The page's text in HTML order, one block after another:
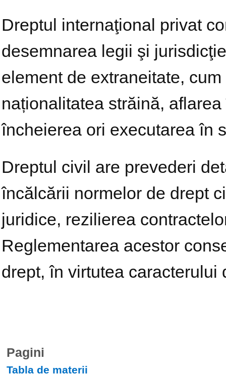
Dreptul internaţional privat
desemnarea legii şi
element de extraneitate,
naționalitatea străină,
încheierea ori executarea în
Dreptul civil are prevederi
încălcării normelor de drept
juridice, rezilierea
Reglementarea acestor
drept, în virtutea
Pagini
Tabla de materii